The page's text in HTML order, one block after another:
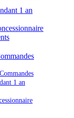
1 an
1 an